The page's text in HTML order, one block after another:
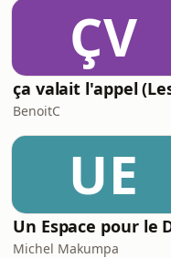
ÇV
BenoitC
UE
Michel Makumpa